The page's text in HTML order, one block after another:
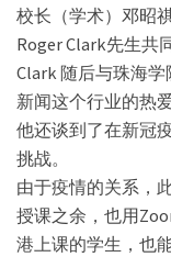
校长（学术）邓昭
Roger Clark先生共
Clark 随后与珠海
新闻这个行业的热
他还谈到了在新冠
挑战。
由于疫情的关系，
授课之余，也用
港上课的学生，也